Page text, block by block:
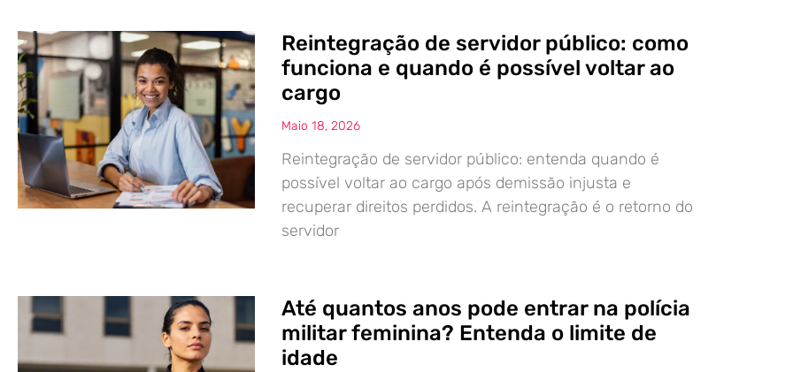
Reintegração de servidor público: como
funciona e quando é possível voltar ao
cargo
Maio 18, 2026
Reintegração de servidor público: entenda quando é
possível voltar ao cargo após demissão injusta e
recuperar direitos perdidos. A reintegração é o retorno do
servidor
Até quantos anos pode entrar na polícia
militar feminina? Entenda o limite de
idade